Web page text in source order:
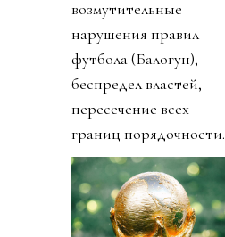
возмутительные
нарушения правил
футбола (Балогун),
беспредел властей,
пересечение всех
границ порядочности.